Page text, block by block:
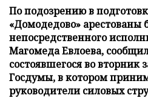
По подозрению в
«Домодедово» арестованы
непосредственного
Магомеда Евлоева,
состоявшегося во вторник
Госдумы, в котором
руководители силовых